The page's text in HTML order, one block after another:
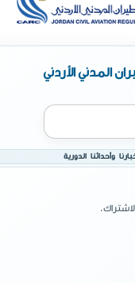
المدني الأردني
وأحداثنا الدورية